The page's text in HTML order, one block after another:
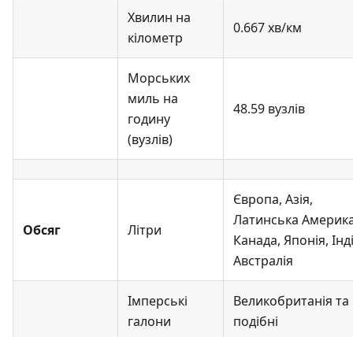
Хвилин на
кілометр
0.667 хв/км
Морських
миль на
годину
(вузлів)
48.59 вузлів
Обсяг Літри
Європа, Азія,
Латинська
Канада, Японія,
Австралія
Імперські
галони
Великобританія та
подібні